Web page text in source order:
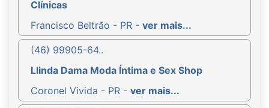
Clínicas
Francisco Beltrão - PR - ver mais...
(46) 99905-64..
Llinda Dama Moda Íntima e Sex Shop
Coronel Vivida - PR - ver mais...